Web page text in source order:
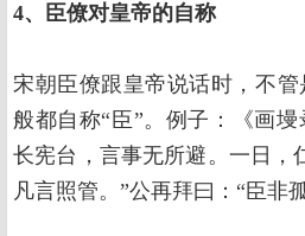
4、臣僚对皇帝的自称
宋朝臣僚跟皇帝说话时，不
般都自称“臣”。例子：《画
长宪台，言事无所避。一日，
凡言照管。”公再拜曰：“臣非